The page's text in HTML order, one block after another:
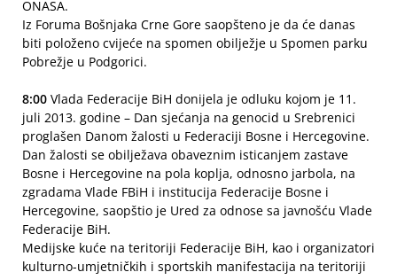
ONASA.
Iz Foruma Bošnjaka Crne Gore saopšteno je da će danas
biti položeno cvijeće na spomen obilježje u Spomen parku
Pobrežje u Podgorici.
8:00 Vlada Federacije BiH donijela je odluku kojom je 11.
juli 2013. godine – Dan sjećanja na genocid u Srebrenici
proglašen Danom žalosti u Federaciji Bosne i Hercegovine.
Dan žalosti se obilježava obaveznim isticanjem zastave
Bosne i Hercegovine na pola koplja, odnosno jarbola, na
zgradama Vlade FBiH i institucija Federacije Bosne i
Hercegovine, saopštio je Ured za odnose sa javnošću Vlade
Federacije BiH.
Medijske kuće na teritoriji Federacije BiH, kao i organizatori
kulturno-umjetničkih i sportskih manifestacija na teritoriji